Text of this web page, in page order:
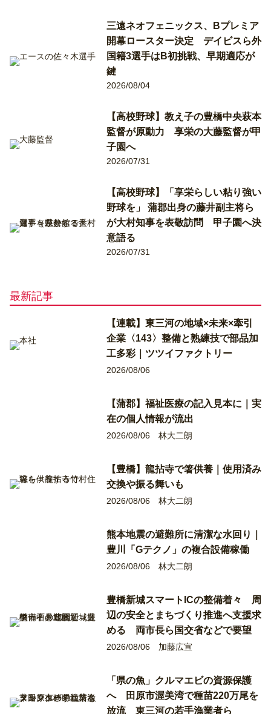
三遠ネオフェニックス、Bプレミア
開幕ロースター決定 デイビスら外
国籍3選手はB初挑戦、早期適応が
鍵
2026/08/04
【高校野球】教え子の豊橋中央萩本
監督が原動力 享栄の大藤監督が甲
子園へ
2026/07/31
【高校野球】「享栄らしい粘り強い
野球を」 蒲郡出身の藤井副主将ら
が大村知事を表敬訪問 甲子園へ決
意語る
2026/07/31
最新記事
【連載】東三河の地域×未来×牽引
企業〈143〉整備と熟練技で部品加
工多彩｜ツツイファクトリー
2026/08/06
【蒲郡】福祉医療の記入見本に｜実
在の個人情報が流出
2026/08/06 林大二朗
【豊橋】龍拈寺で箸供養｜使用済み
交換や振る舞いも
2026/08/06 林大二朗
熊本地震の避難所に清潔な水回り｜
豊川「Gテクノ」の複合設備稼働
2026/08/06 林大二朗
豊橋新城スマートICの整備着々 周
辺の安全とまちづくり推進へ支援求
める 両市長ら国交省などで要望
2026/08/06 加藤広宣
「県の魚」クルマエビの資源保護
へ 田原市渥美湾で種苗220万尾を
放流 東三河の若手漁業者ら